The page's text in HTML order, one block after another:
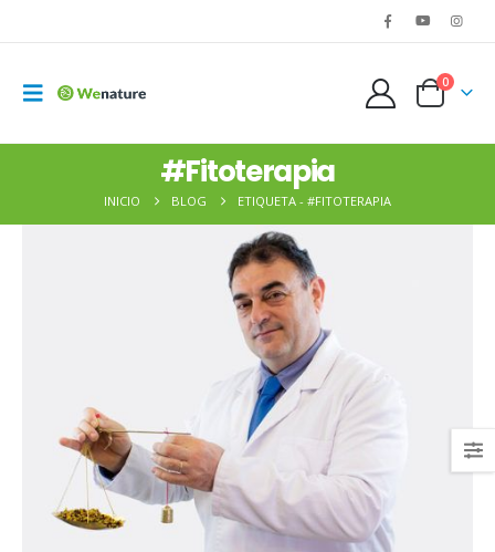
0
#Fitoterapia
INICIO BLOG ETIQUETA - #FITOTERAPIA